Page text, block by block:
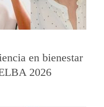
en bienestar
2026